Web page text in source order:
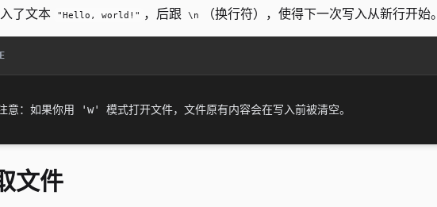
了文本
"Hello, world!" ，后跟 \n （换行符），使得下一次写入从新行开始。
文件